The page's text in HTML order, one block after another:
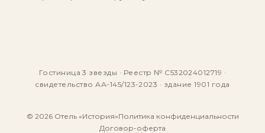
Гостиница 3 звезды · Реестр № С532024012719 ·
свидетельство АА-145/123-2023 · здание 1901 года
© 2026 Отель «История»Политика конфиденциальности
Договор-оферта